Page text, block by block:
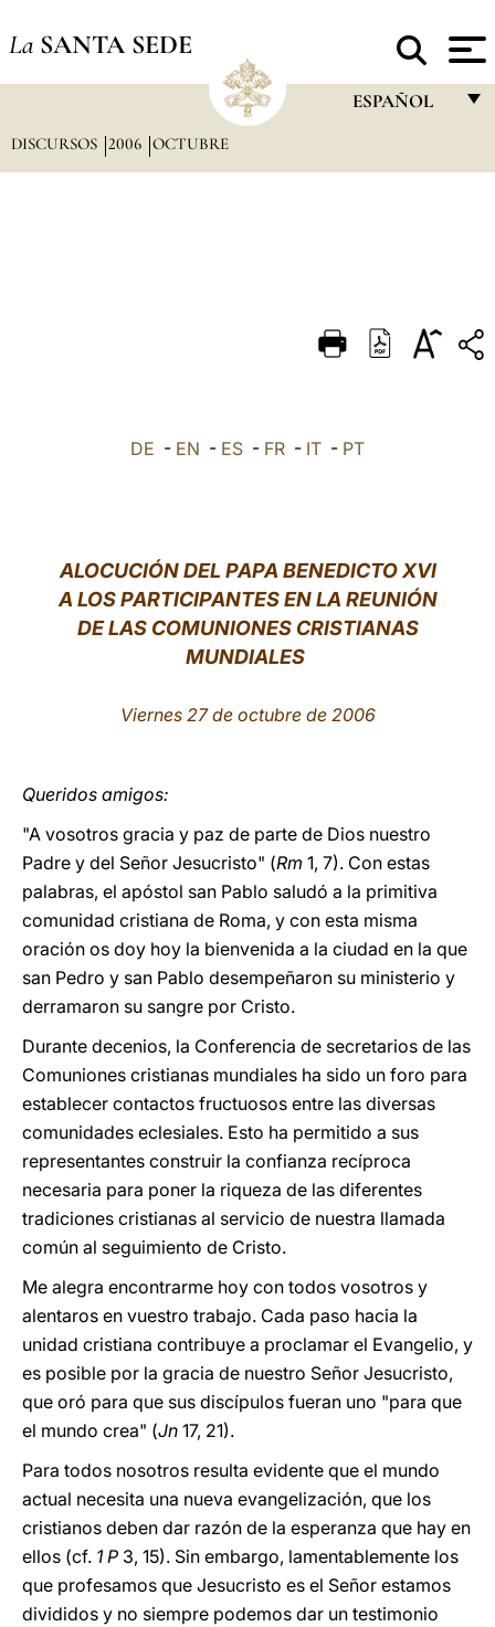
La SANTA SEDE
ESPAÑOL
DEUTSCH
العربيّة
DISCURSOS 2006 OCTUBRE
DE - EN - ES - FR - IT - PT
ALOCUCIÓN DEL PAPA BENEDICTO XVI
A LOS PARTICIPANTES EN LA REUNIÓN
DE LAS COMUNIONES CRISTIANAS
MUNDIALES
Viernes 27 de octubre de 2006
Queridos amigos:
"A vosotros gracia y paz de parte de Dios nuestro
Padre y del Señor Jesucristo" (Rm 1, 7). Con estas
palabras, el apóstol san Pablo saludó a la primitiva
comunidad cristiana de Roma, y con esta misma
oración os doy hoy la bienvenida a la ciudad en la que
san Pedro y san Pablo desempeñaron su ministerio y
derramaron su sangre por Cristo.
Durante decenios, la Conferencia de secretarios de las
Comuniones cristianas mundiales ha sido un foro para
establecer contactos fructuosos entre las diversas
comunidades eclesiales. Esto ha permitido a sus
representantes construir la confianza recíproca
necesaria para poner la riqueza de las diferentes
tradiciones cristianas al servicio de nuestra llamada
común al seguimiento de Cristo.
Me alegra encontrarme hoy con todos vosotros y
alentaros en vuestro trabajo. Cada paso hacia la
unidad cristiana contribuye a proclamar el Evangelio, y
es posible por la gracia de nuestro Señor Jesucristo,
que oró para que sus discípulos fueran uno "para que
el mundo crea" (Jn 17, 21).
Para todos nosotros resulta evidente que el mundo
actual necesita una nueva evangelización, que los
cristianos deben dar razón de la esperanza que hay en
ellos (cf. 1 P 3, 15). Sin embargo, lamentablemente los
que profesamos que Jesucristo es el Señor estamos
divididos y no siempre podemos dar un testimonio